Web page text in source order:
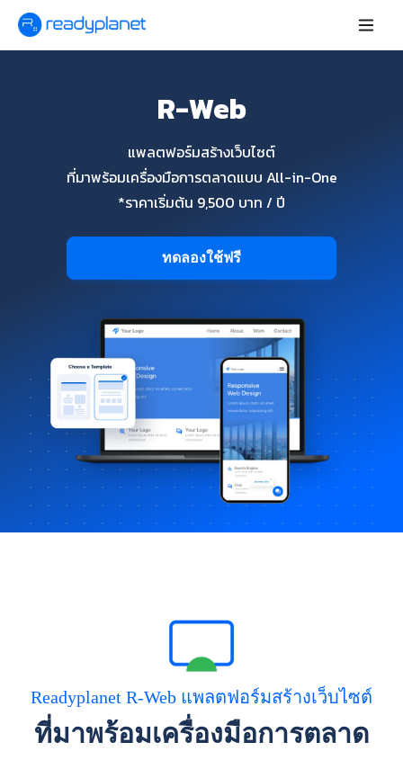
R-Web
แพลตฟอร์มสร้างเว็บไซต์
ที่มาพร้อมเครื่องมือการตลาดแบบ All-in-One
*ราคาเริ่มต้น 9,500 บาท / ปี
ทดลองใช้ฟรี
Readyplanet R-Web แพลตฟอร์มสร้างเว็บไซต์
ที่มาพร้อมเครื่องมือการตลาด